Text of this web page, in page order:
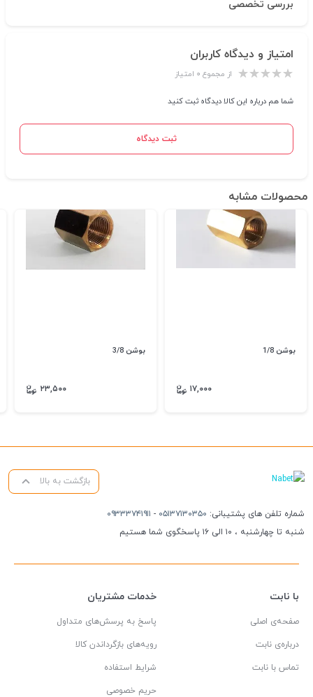
بررسی تخصصی
امتیاز و دیدگاه کاربران
از مجموع ۰ امتیاز
شما هم درباره این کالا دیدگاه ثبت کنید
ثبت دیدگاه
محصولات مشابه
بوشن 1/8
۱۷,۰۰۰
بوشن 3/8
۲۳,۵۰۰
بازگشت به بالا
شماره تلفن های پشتیبانی: ۰۵۱۳۷۱۳۰۳۵۰ - ۰۹۳۳۳۷۴۱۹۱۱
شنبه تا چهارشنبه ، ۱۰ الی ۱۶ پاسخگوی شما هستیم
با نابت
صفحه‌ی اصلی
درباره‌ی نابت
تماس با نابت
خدمات مشتریان
پاسخ به پرسش‌های متداول
رویه‌های بازگرداندن کالا
شرایط استفاده
حریم خصوصی